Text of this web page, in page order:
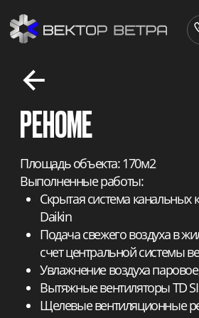
vetra.ru
РЕНОМЕ
Площадь объекта: 170м2
Выполненные работы:
Подача свежего воздуха в жилые комнаты за
счет центральной системы вентиляции
Увлажнение воздуха паровое, система Carel
Вытяжные вентиляторы TD SILENT
Щелевые вентиляционные решетки под
отделку
Применение
теплозвукоизолированных воздуходов
Проект вентиляции и кондиционирования
разработан и согласован с дизайн-проектом
Срок реализации: 2 недели